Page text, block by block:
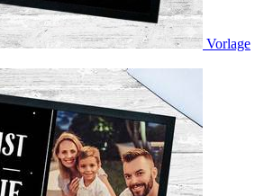
Vorlage